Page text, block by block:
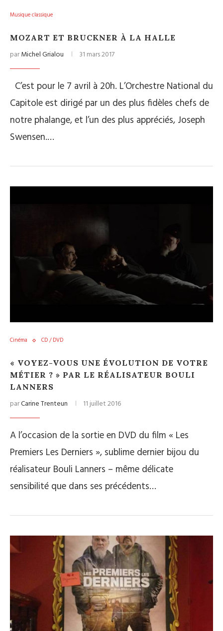
Musique classique
MOZART ET BRUCKNER À LA HALLE
parMichel Grialou 31 mars 2017
C’est pour le 7 avril à 20h. L’Orchestre National du
Capitole est dirigé par un des plus fidèles chefs de
notre phalange, et l’un des plus appréciés, Joseph
Swensen.…
Cinéma CD / DVD
« VOYEZ-VOUS UNE ÉVOLUTION DE VOTRE
MÉTIER ? » PAR LE RÉALISATEUR BOULI
LANNERS
parCarine Trenteun 11 juillet 2016
A l’occasion de la sortie en DVD du film « Les
Premiers Les Derniers », sublime dernier bijou du
réalisateur Bouli Lanners – même délicate
sensibilité que dans ses précédents…